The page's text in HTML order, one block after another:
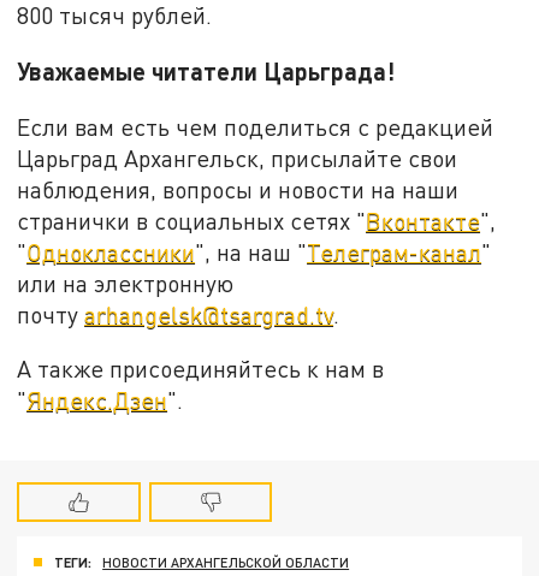
800 тысяч рублей.
Уважаемые читатели Царьграда!
Если вам есть чем поделиться с редакцией
Царьград Архангельск, присылайте свои
наблюдения, вопросы и новости на наши
странички в социальных сетях "Вконтакте",
"Одноклассники", на наш "Телеграм-канал"
или на электронную
почтуarhangelsk@tsargrad.tv.
А также присоединяйтесь к нам в
"Яндекс.Дзен".
ТЕГИ:
НОВОСТИ АРХАНГЕЛЬСКОЙ ОБЛАСТИ